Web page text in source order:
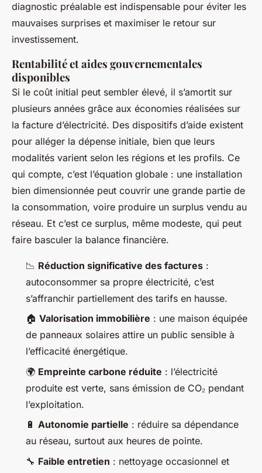
diagnostic préalable est indispensable pour éviter les
mauvaises surprises et maximiser le retour sur
investissement.
Rentabilité et aides gouvernementales
disponibles
Si le coût initial peut sembler élevé, il s’amortit sur
plusieurs années grâce aux économies réalisées sur
la facture d’électricité. Des dispositifs d’aide existent
pour alléger la dépense initiale, bien que leurs
modalités varient selon les régions et les profils. Ce
qui compte, c’est l’équation globale : une installation
bien dimensionnée peut couvrir une grande partie de
la consommation, voire produire un surplus vendu au
réseau. Et c’est ce surplus, même modeste, qui peut
faire basculer la balance financière.
📉 Réduction significative des factures :
autoconsommer sa propre électricité, c’est
s’affranchir partiellement des tarifs en hausse.
🏠 Valorisation immobilière : une maison équipée
de panneaux solaires attire un public sensible à
l’efficacité énergétique.
🌍 Empreinte carbone réduite : l’électricité
produite est verte, sans émission de CO₂ pendant
l’exploitation.
🔋 Autonomie partielle : réduire sa dépendance
au réseau, surtout aux heures de pointe.
🔧 Faible entretien : nettoyage occasionnel et